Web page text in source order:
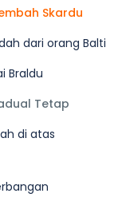
dan
perkongsian
Skardu
dari orang Balti
Braldu
Tetap
di atas